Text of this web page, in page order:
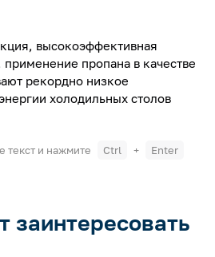
высокоэффективная
пропана в качестве
рекордно низкое
холодильных столов
и нажмите Ctrl + Enter
заинтересовать